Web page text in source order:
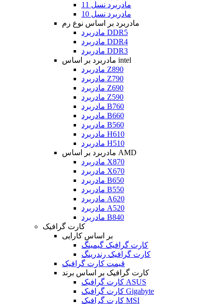
مادربرد نسل 11
مادربرد نسل 10
مادربرد بر اساس نوع رم
مادربرد DDR5
مادربرد DDR4
مادربرد DDR3
مادربرد بر اساس intel
مادربرد Z890
مادربرد Z790
مادربرد Z690
مادربرد Z590
مادربرد B760
مادربرد B660
مادربرد B560
مادربرد H610
مادربرد H510
مادربرد بر اساس AMD
مادربرد X870
مادربرد X670
مادربرد B650
مادربرد B550
مادربرد A620
مادربرد A520
مادربرد B840
کارت گرافیک
بر اساس کارایی
کارت گرافیک گیمینگ
کارت گرافیک رندرینگ
قیمت کارت گرافیک
کارت گرافیک بر اساس برند
کارت گرافیک ASUS
کارت گرافیک Gigabyte
کارت گرافیک MSI